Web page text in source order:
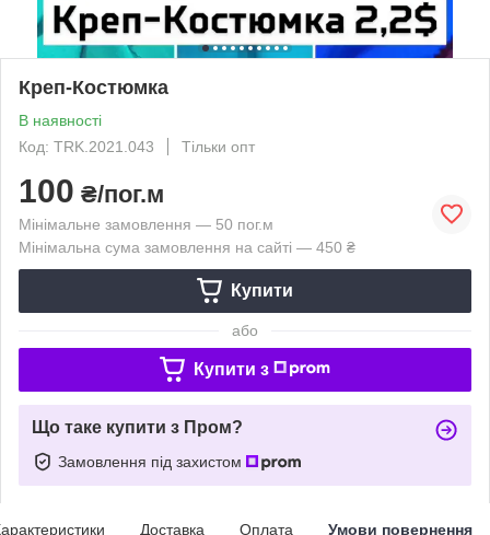
Креп-Костюмка
В наявності
Код: TRK.2021.043
Тільки опт
100 ₴/пог.м
Мінімальне замовлення — 50 пог.м
Мінімальна сума замовлення на сайті — 450 ₴
Купити
або
Купити з
Що таке купити з Пром?
Замовлення під захистом
Доставка Оплата Умови повернення